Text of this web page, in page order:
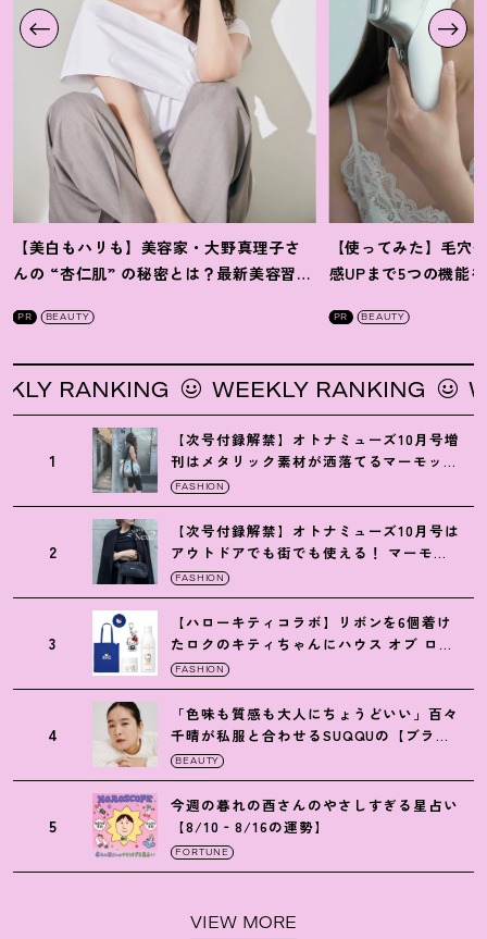
【美白もハリも】美容家・大野真理子さ
んの “杏仁肌” の秘密とは ？ 最新美容習慣
PR BEAUTY
【使ってみた】毛穴
感UPまで5つの機能
PR BEAUTY
RANKING WEEKLY RANKING
1
【次号付録解禁】オトナミューズ10月号増
刊はメタリック素材が洒落てるマーモット
の保冷バッグ
FASHION
2
【次号付録解禁】オトナミューズ10月号は
アウトドアでも街でも使える ！ マーモッ
トの黒ショルダー
FASHION
3
【ハローキティコラボ】リボンを6個着け
たロクのキティちゃんにハウス オブ ロー
ゼの限定パケも
FASHION
4
「色味も質感も大人にちょうどいい」百々
千晴が私服と合わせるSUQQUの【ブラー
リクイド リップ】6選
BEAUTY
5
今週の暮れの酉さんのやさしすぎる星占い
【8/10‐8/16の運勢】
FORTUNE
VIEW MORE